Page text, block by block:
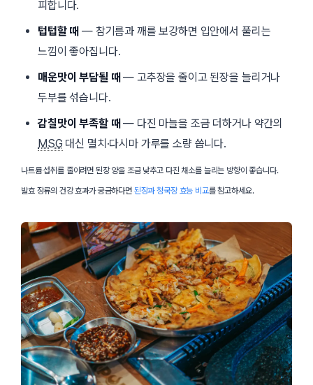
피합니다.
텁텁할 때 — 참기름과 깨를 보강하면 입안에서 풀리는
느낌이 좋아집니다.
매운맛이 부담될 때 — 고추장을 줄이고 된장을 늘리거나
두부를 섞습니다.
감칠맛이 부족할 때 — 다진 마늘을 조금 더하거나 약간의
MSG 대신 멸치·다시마 가루를 소량 씁니다.
나트륨 섭취를 줄이려면 된장 양을 조금 낮추고 다진 채소를 늘리는 방향이 좋습니다.
발효 장류의 건강 효과가 궁금하다면 된장과 청국장 효능 비교를 참고하세요.